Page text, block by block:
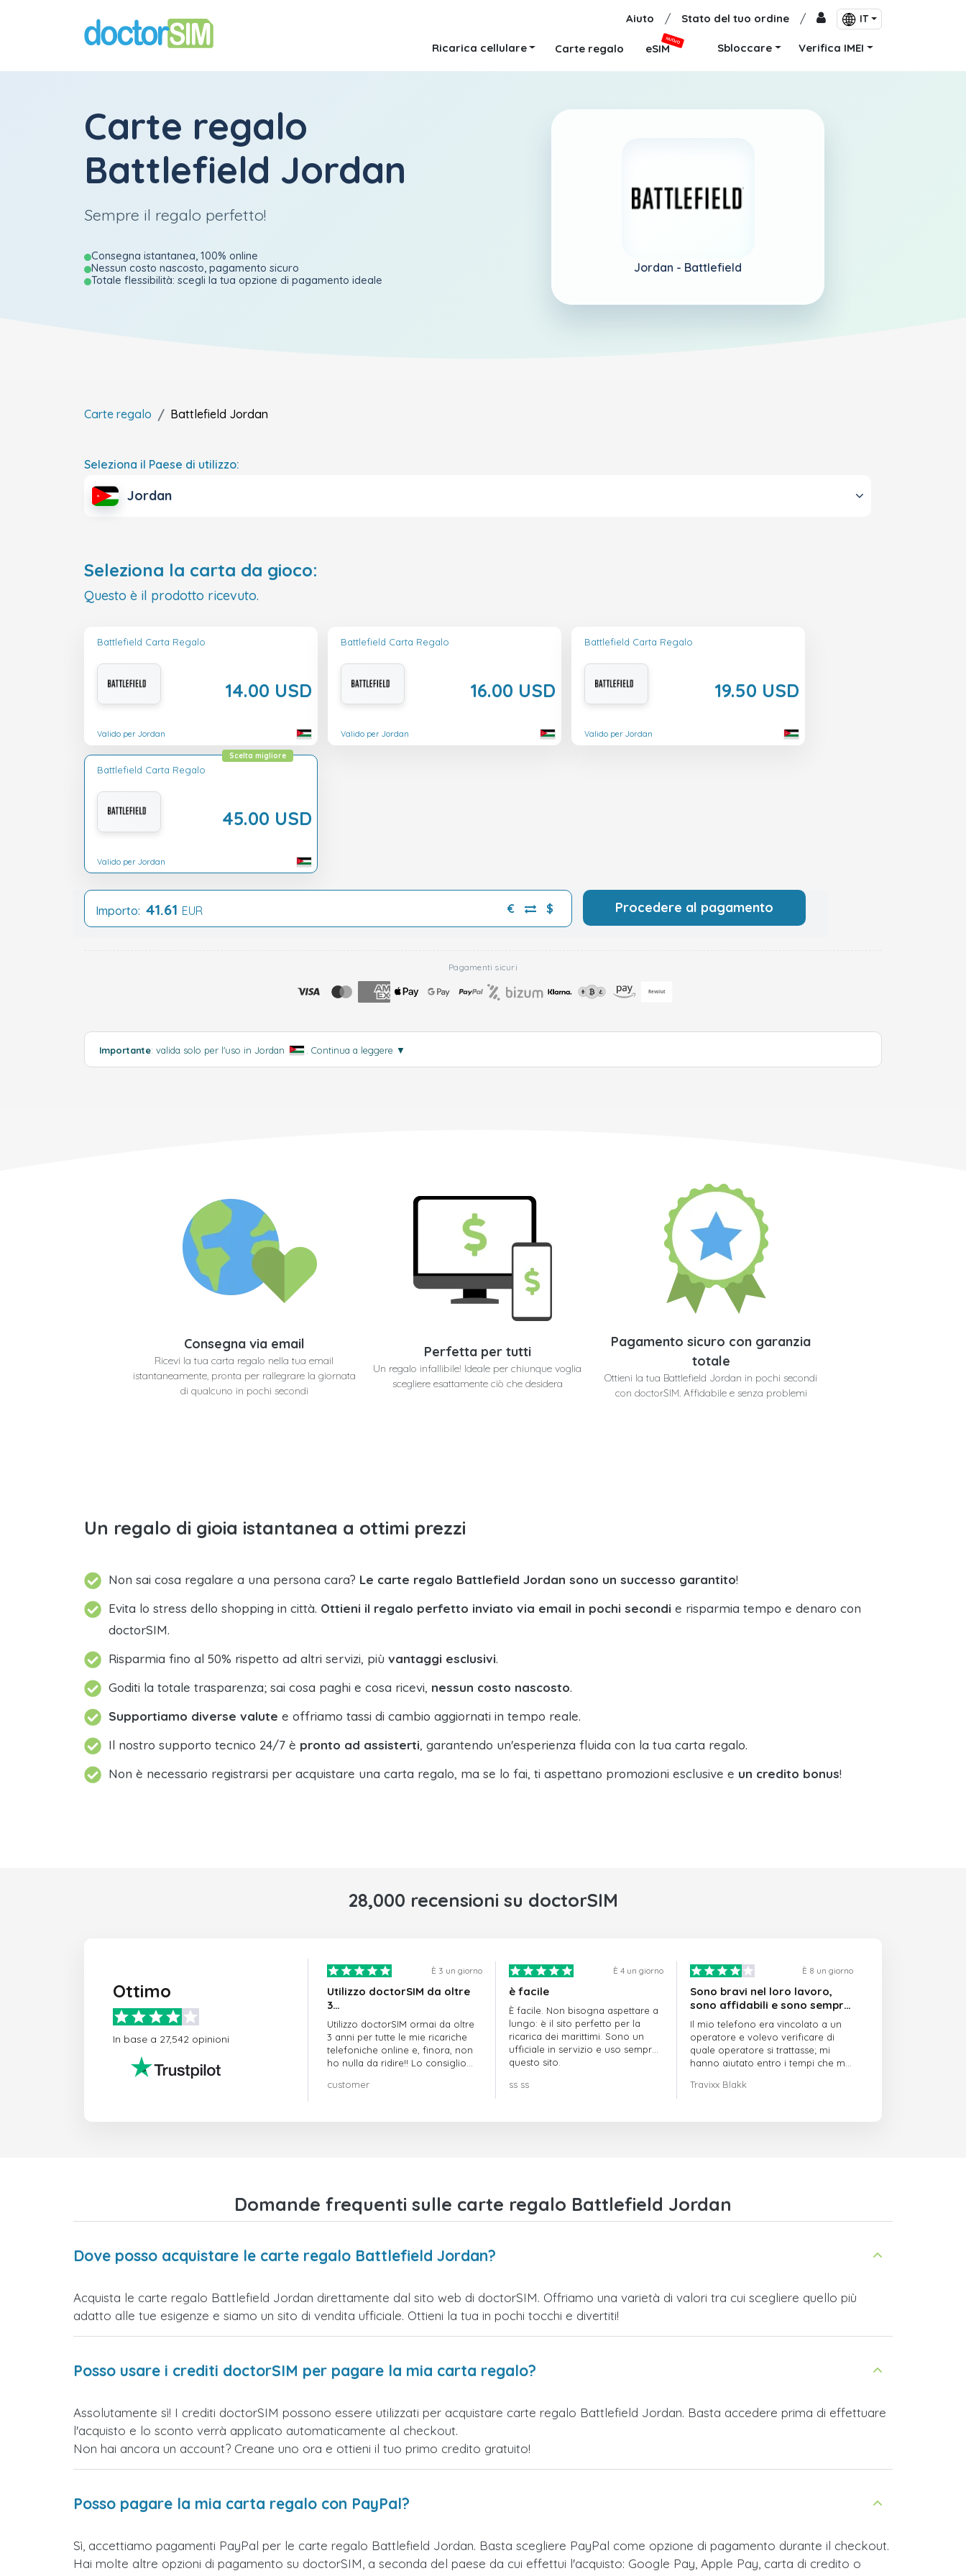
Aiuto / Stato del tuo ordine / IT
Ricarica cellulare Carte regalo eSIM
NUOVO
Sbloccare Verifica IMEI
Carte regalo
Battlefield Jordan
Sempre il regalo perfetto!
Consegna istantanea, 100% online
Nessun costo nascosto, pagamento sicuro
Totale flessibilità: scegli la tua opzione di pagamento ideale
Jordan - Battlefield
Carte regalo Battlefield Jordan
Seleziona il Paese di utilizzo:
Jordan
Seleziona la carta da gioco:
Questo è il prodotto ricevuto.
Battlefield Carta Regalo
14.00 USD
Valido per Jordan
Battlefield Carta Regalo
16.00 USD
Valido per Jordan
Battlefield Carta Regalo
19.50 USD
Valido per Jordan
Battlefield Carta Regalo
45.00 USD
Scelta migliore
Valido per Jordan
Importo: 41.61 EUR € $ Procedere al pagamento
Pagamenti sicuri
Importante: valida solo per l'uso in Jordan . Continua a leggere ▼
Consegna via email
Ricevi la tua carta regalo nella tua email
istantaneamente, pronta per rallegrare la giornata
di qualcuno in pochi secondi
Perfetta per tutti
Un regalo infallibile! Ideale per chiunque voglia
scegliere esattamente ciò che desidera
Pagamento sicuro con garanzia
totale
Ottieni la tua Battlefield Jordan in pochi secondi
con doctorSIM. Affidabile e senza problemi
Un regalo di gioia istantanea a ottimi prezzi
Non sai cosa regalare a una persona cara? Le carte regalo Battlefield Jordan sono un successo garantito!
Evita lo stress dello shopping in città. Ottieni il regalo perfetto inviato via email in pochi secondi e risparmia tempo e denaro con
doctorSIM.
Risparmia fino al 50% rispetto ad altri servizi, più vantaggi esclusivi.
Goditi la totale trasparenza; sai cosa paghi e cosa ricevi, nessun costo nascosto.
Supportiamo diverse valute e offriamo tassi di cambio aggiornati in tempo reale.
Il nostro supporto tecnico 24/7 è pronto ad assisterti, garantendo un'esperienza fluida con la tua carta regalo.
Non è necessario registrarsi per acquistare una carta regalo, ma se lo fai, ti aspettano promozioni esclusive e un credito bonus!
28,000 recensioni su doctorSIM
Ottimo
In base a 27,542 opinioni
È 3 un giorno
Utilizzo doctorSIM da oltre
3…
Utilizzo doctorSIM ormai da oltre
3 anni per tutte le mie ricariche
telefoniche online e, finora, non
ho nulla da ridire!! Lo consiglio
customer
È 4 un giorno
è facile
È facile. Non bisogna aspettare a
lungo: è il sito perfetto per la
ricarica dei marittimi. Sono un
ufficiale in servizio e uso sempre
questo sito.
ss ss
È 8 un giorno
Sono bravi nel loro lavoro,
sono affidabili e sono sempre
puntuali
Il mio telefono era vincolato a un
operatore e volevo verificare di
quale operatore si trattasse; mi
hanno aiutato entro i tempi che mi
Travixx Blakk
Domande frequenti sulle carte regalo Battlefield Jordan
Dove posso acquistare le carte regalo Battlefield Jordan?
Acquista le carte regalo Battlefield Jordan direttamente dal sito web di doctorSIM. Offriamo una varietà di valori tra cui scegliere quello più
adatto alle tue esigenze e siamo un sito di vendita ufficiale. Ottieni la tua in pochi tocchi e divertiti!
Posso usare i crediti doctorSIM per pagare la mia carta regalo?
Assolutamente sì! I crediti doctorSIM possono essere utilizzati per acquistare carte regalo Battlefield Jordan. Basta accedere prima di effettuare
l'acquisto e lo sconto verrà applicato automaticamente al checkout.
Non hai ancora un account? Creane uno ora e ottieni il tuo primo credito gratuito!
Posso pagare la mia carta regalo con PayPal?
Sì, accettiamo pagamenti PayPal per le carte regalo Battlefield Jordan. Basta scegliere PayPal come opzione di pagamento durante il checkout.
Hai molte altre opzioni di pagamento su doctorSIM, a seconda del paese da cui effettui l'acquisto: Google Pay, Apple Pay, carta di credito o